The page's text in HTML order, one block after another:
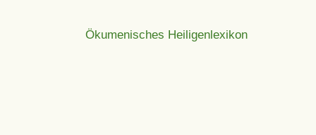
Ökumenisches Heiligenlexikon